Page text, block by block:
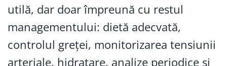
utilă, dar doar împreună cu restul
managementului: dietă adecvată,
controlul greței, monitorizarea tensiunii
arteriale, hidratare, analize periodice și